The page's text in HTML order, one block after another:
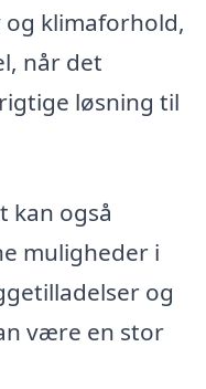
klimaforhold,
når det
løsning til
kan også
muligheder i
og
være en stor